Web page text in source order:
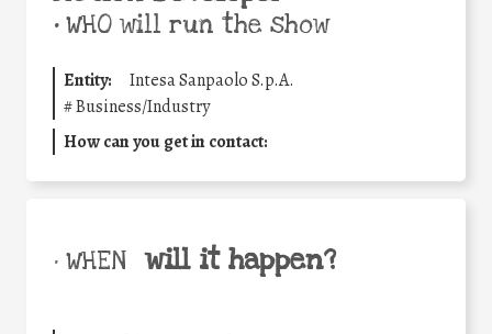
•WHO will run the show
Entity:
Intesa Sanpaolo S.p.A.
#Business/Industry
How can you get in contact:
• WHEN will it happen?